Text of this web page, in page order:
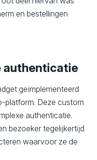
en bestellingen
authenticatie
geïmplementeerd
platform. Deze custom
authenticatie.
bezoeker tegelijkertijd
waarvoor ze de